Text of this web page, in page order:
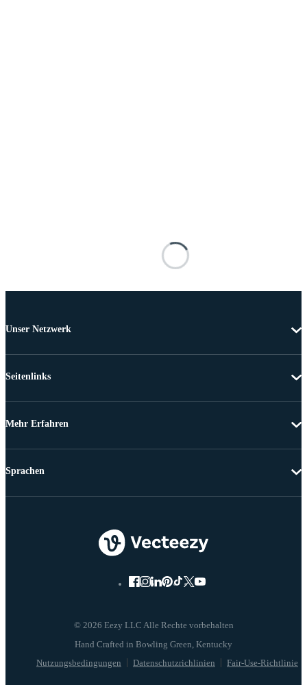
Unser Netzwerk
Seitenlinks
Mehr Erfahren
© 2026 Eezy LLC Alle Rechte vorbehalten
Nutzungsbedingungen Datenschutzrichlinien Fair-Use-Richtlinie
Sprachen